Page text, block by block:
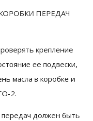
ПЕРЕДАЧ
крепление
ее подвески,
масла в коробке и
2.
передач должен быть